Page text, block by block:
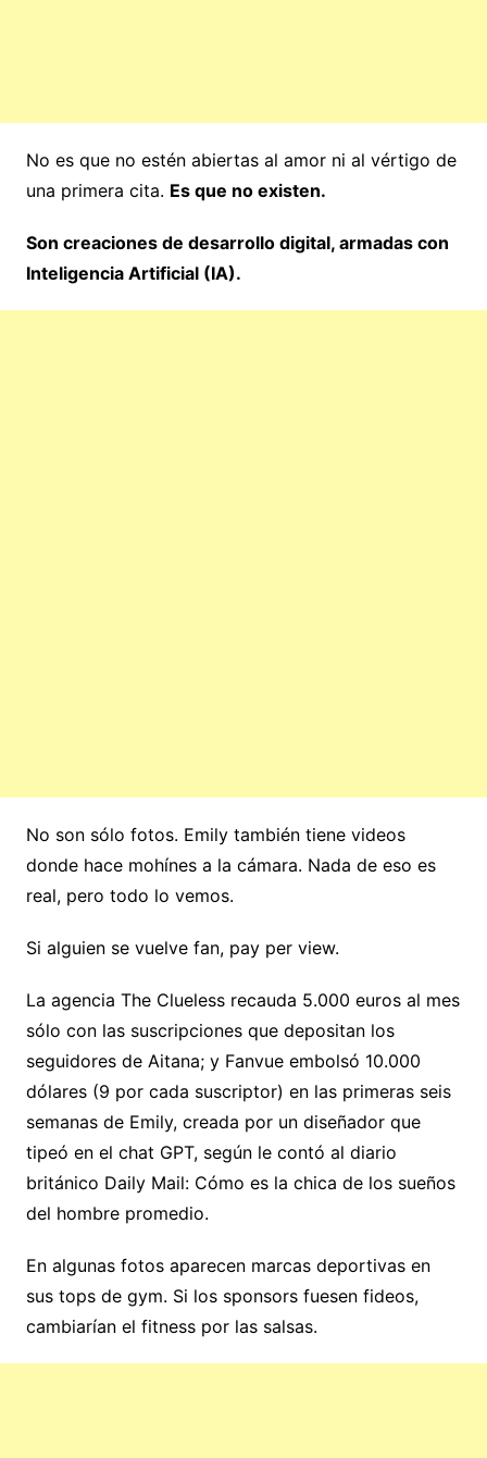
No es que no estén abiertas al amor ni al vértigo de
una primera cita. Es que no existen.
Son creaciones de desarrollo digital, armadas con
Inteligencia Artificial (IA).
No son sólo fotos. Emily también tiene videos
donde hace mohínes a la cámara. Nada de eso es
real, pero todo lo vemos.
Si alguien se vuelve fan, pay per view.
La agencia The Clueless recauda 5.000 euros al mes
sólo con las suscripciones que depositan los
seguidores de Aitana; y Fanvue embolsó 10.000
dólares (9 por cada suscriptor) en las primeras seis
semanas de Emily, creada por un diseñador que
tipeó en el chat GPT, según le contó al diario
británico Daily Mail: Cómo es la chica de los sueños
del hombre promedio.
En algunas fotos aparecen marcas deportivas en
sus tops de gym. Si los sponsors fuesen fideos,
cambiarían el fitness por las salsas.